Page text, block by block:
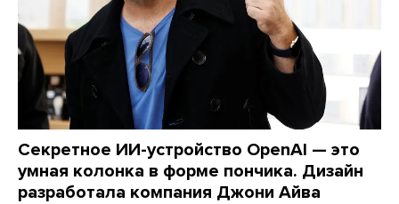
Секретное ИИ-устройство OpenAI — это
умная колонка в форме пончика. Дизайн
разработала компания Джони Айва